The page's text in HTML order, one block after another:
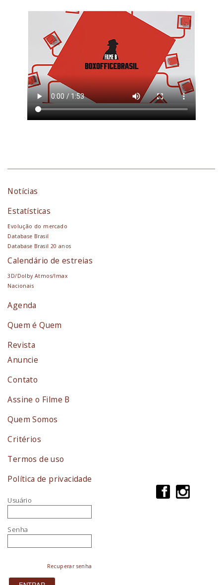
Notícias
Estatísticas
Evolução do mercado
Database Brasil
Database Brasil 20 anos
Calendário de estreias
3D/Dolby Atmos/Imax
Nacionais
Agenda
Quem é Quem
Revista
Anuncie
Contato
Assine o Filme B
Quem Somos
Critérios
Termos de uso
Política de privacidade
Usuário
Senha
Recuperar senha